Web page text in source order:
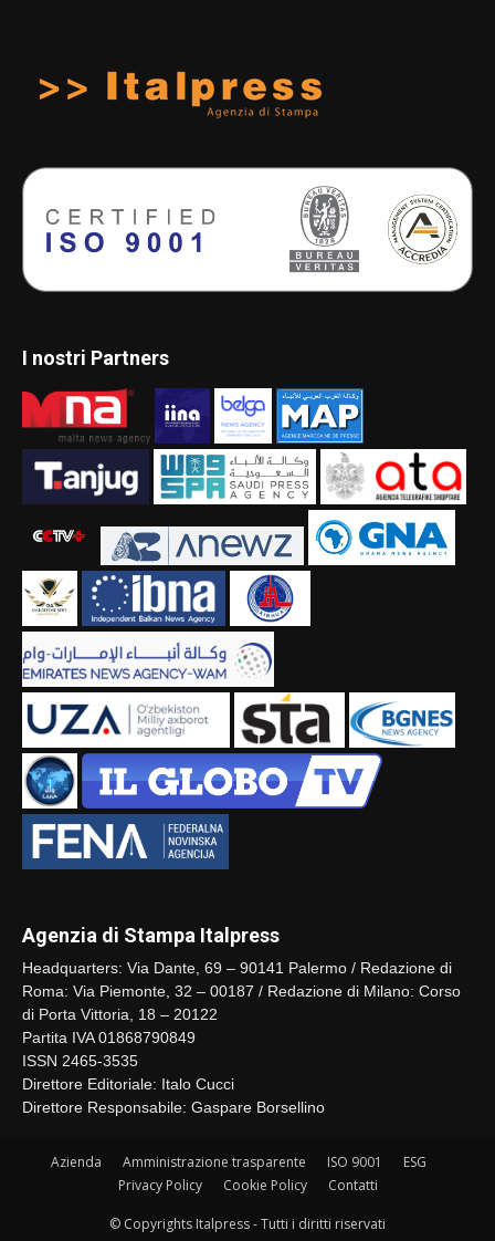
I nostri Partners
Agenzia di Stampa Italpress
Headquarters: Via Dante, 69 – 90141 Palermo / Redazione di
Roma: Via Piemonte, 32 – 00187 / Redazione di Milano: Corso
di Porta Vittoria, 18 – 20122
Partita IVA 01868790849
ISSN 2465-3535
Direttore Editoriale: Italo Cucci
Direttore Responsabile: Gaspare Borsellino
Azienda Amministrazione trasparente ISO 9001
ESG
Privacy Policy
Cookie Policy Contatti
© Copyrights Italpress - Tutti i diritti riservati